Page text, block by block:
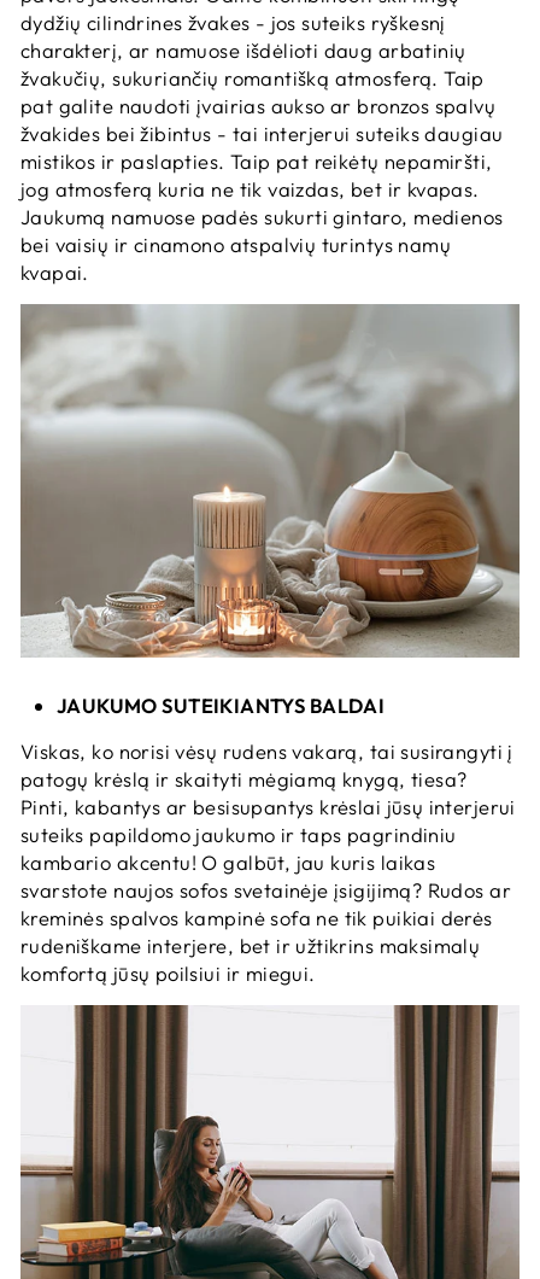
dydžių cilindrines žvakes - jos suteiks ryškesnį
charakterį, ar namuose išdėlioti daug arbatinių
žvakučių, sukuriančių romantišką atmosferą. Taip
pat galite naudoti įvairias aukso ar bronzos spalvų
žvakides bei žibintus - tai interjerui suteiks daugiau
mistikos ir paslapties. Taip pat reikėtų nepamiršti,
jog atmosferą kuria ne tik vaizdas, bet ir kvapas.
Jaukumą namuose padės sukurti gintaro, medienos
bei vaisių ir cinamono atspalvių turintys namų
kvapai.
JAUKUMO SUTEIKIANTYS BALDAI
Viskas, ko norisi vėsų rudens vakarą, tai susirangyti į
patogų krėslą ir skaityti mėgiamą knygą, tiesa?
Pinti, kabantys ar besisupantys krėslai jūsų interjerui
suteiks papildomo jaukumo ir taps pagrindiniu
kambario akcentu! O galbūt, jau kuris laikas
svarstote naujos sofos svetainėje įsigijimą? Rudos ar
kreminės spalvos kampinė sofa ne tik puikiai derės
rudeniškame interjere, bet ir užtikrins maksimalų
komfortą jūsų poilsiui ir miegui.